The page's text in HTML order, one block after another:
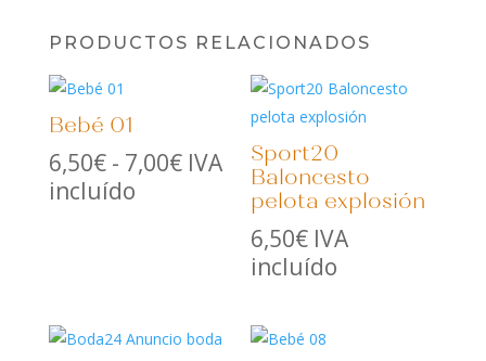
PRODUCTOS RELACIONADOS
Bebé 01
6,50€ - 7,00€Rango
precios:
7,00€
IVA
incluído
Sport20
Baloncesto
pelota explosión
6,50€ IVA
incluído